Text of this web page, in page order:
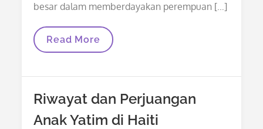
besar dalam memberdayakan perempuan […]
Perjalanan
Membangun
Kibera
Read More
Riwayat dan Perjuangan
Anak Yatim di Haiti